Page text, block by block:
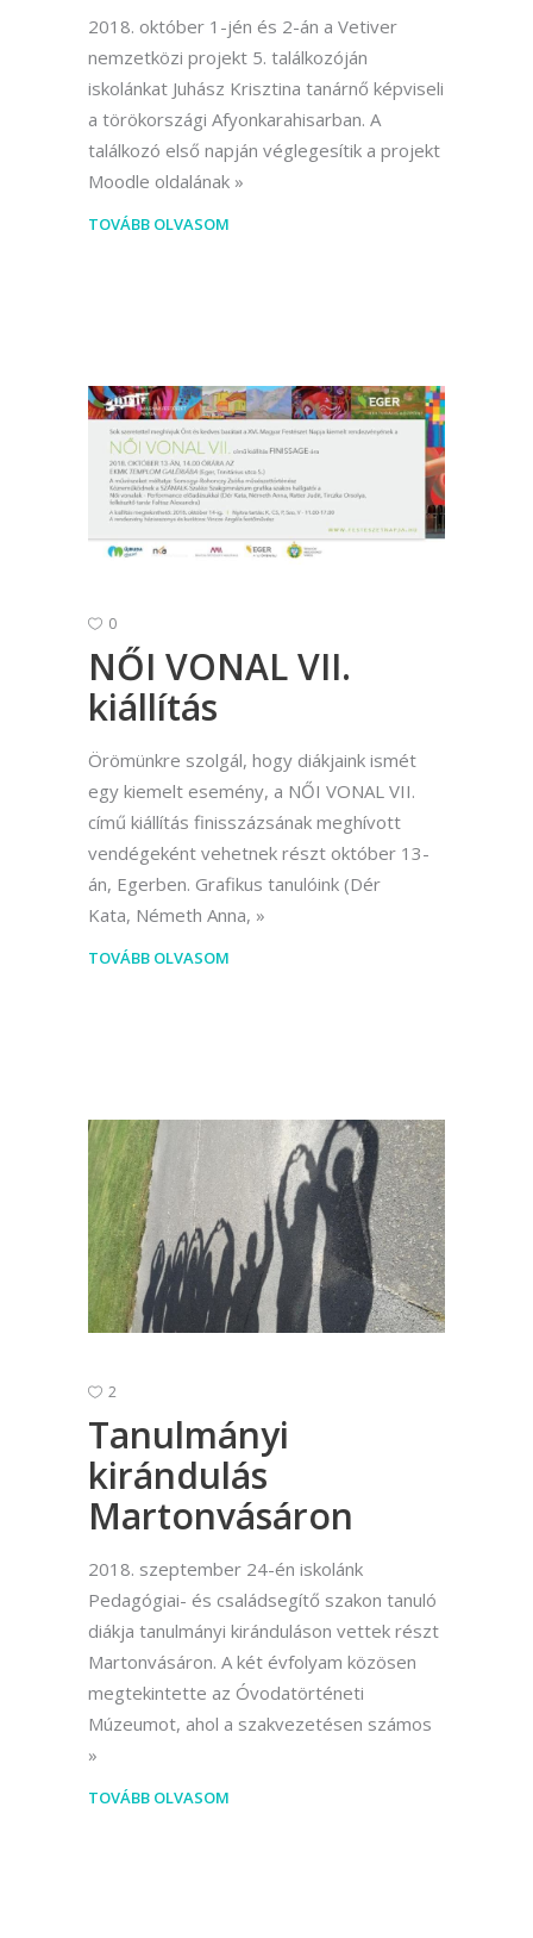
2018. október 1-jén és 2-án a Vetiver
nemzetközi projekt 5. találkozóján
iskolánkat Juhász Krisztina tanárnő képviseli
a törökországi Afyonkarahisarban. A
találkozó első napján véglegesítik a projekt
Moodle oldalának
TOVÁBB OLVASOM
0
NŐI VONAL VII.
kiállítás
Örömünkre szolgál, hogy diákjaink ismét
egy kiemelt esemény, a NŐI VONAL VII.
című kiállítás finisszázsának meghívott
vendégeként vehetnek részt október 13-
án, Egerben. Grafikus tanulóink (Dér
Kata, Németh Anna,
TOVÁBB OLVASOM
2
Tanulmányi
kirándulás
Martonvásáron
2018. szeptember 24-én iskolánk
Pedagógiai- és családsegítő szakon tanuló
diákja tanulmányi kiránduláson vettek részt
Martonvásáron. A két évfolyam közösen
megtekintette az Óvodatörténeti
Múzeumot, ahol a szakvezetésen számos
TOVÁBB OLVASOM